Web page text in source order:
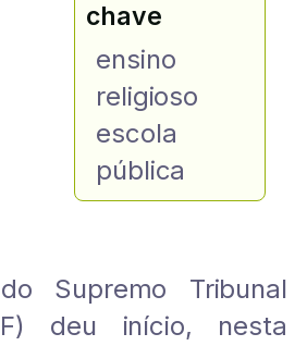
chave
ensino
religioso
escola
pública
Supremo Tribunal
deu início, nesta